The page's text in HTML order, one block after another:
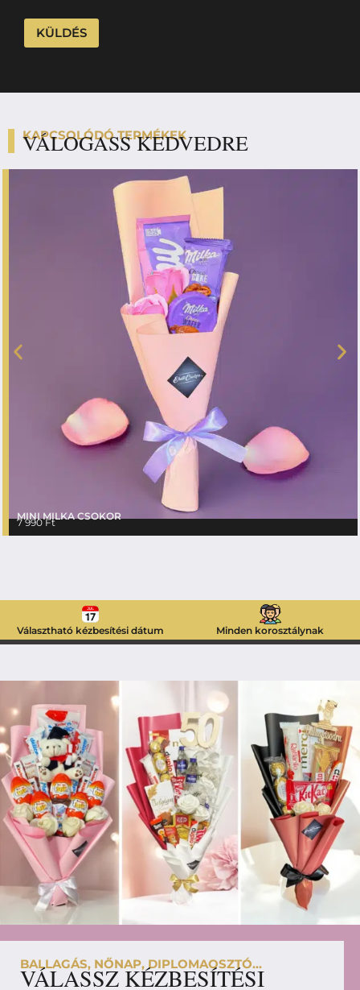
KAPCSOLÓDÓ TERMÉKEK
VÁLOGASS KEDVEDRE
MINI MILKA CSOKOR
7 990Ft
Választható kézbesítési dátum Minden korosztálynak
BALLAGÁS, NŐNAP, DIPLOMAOSZTÓ...
VÁLASSZ KÉZBESÍTÉSI